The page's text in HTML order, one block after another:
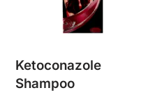
Ketoconazole
Shampoo